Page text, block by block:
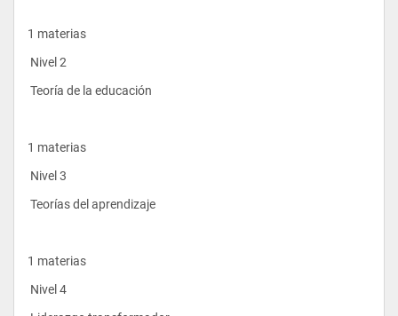
1 materias
Nivel 2
Teoría de la educación
1 materias
Nivel 3
Teorías del aprendizaje
1 materias
Nivel 4